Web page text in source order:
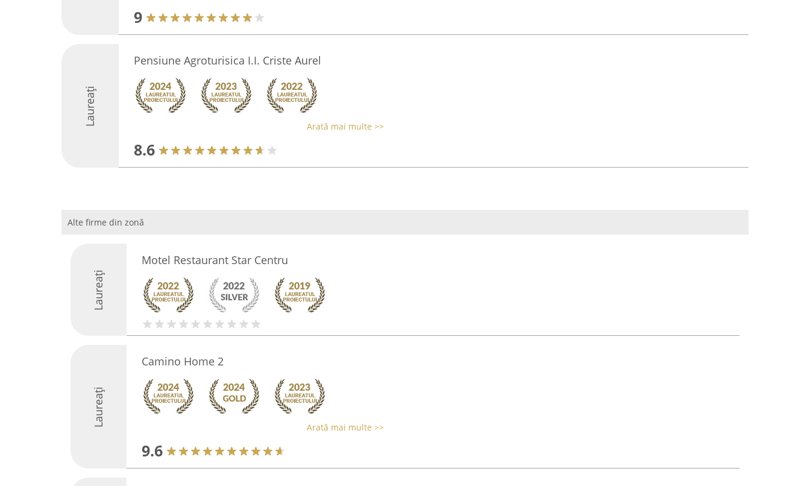
9
Laureați
Pensiune Agroturisica I.I. Criste Aurel
Arată mai multe >>
8.6
Alte firme din zonă
Laureați
Motel Restaurant Star Centru
Laureați
Camino Home 2
Arată mai multe >>
9.6